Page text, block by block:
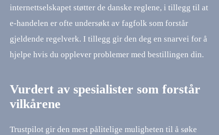
internettselskapet støtter de danske reglene, i tillegg til at
e-handelen er ofte undersøkt av fagfolk som forstår
gjeldende regelverk. I tillegg gir den deg en snarvei for å
hjelpe hvis du opplever problemer med bestillingen din.
Vurdert av spesialister som forstår
vilkårene
Trustpilot gir den mest pålitelige muligheten til å søke